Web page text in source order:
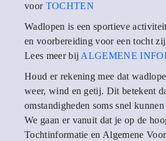
voor TOCHTEN
Wadlopen is een sportieve
en voorbereiding voor een tocht
Lees meer bij ALGEMENE
Houd er rekening mee dat
weer, wind en getij. Dit betekent
omstandigheden soms snel
We gaan er vanuit dat je op de
Tochtinformatie en Algemene